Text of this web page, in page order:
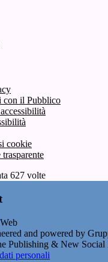
il Pubblico
cookie
627 volte
and powered by
Publishing & New Social
personali